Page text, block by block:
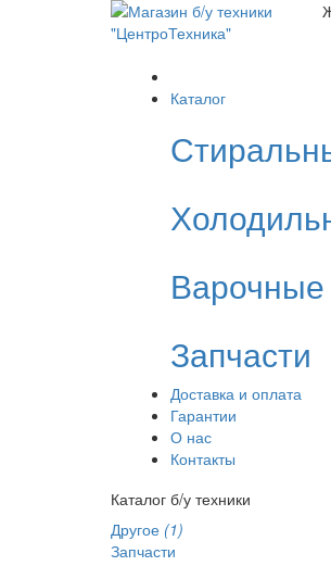
Каталог
Запчасти
Доставка и оплата
Гарантии
О нас
Контакты
Каталог б/у техники
Другое (1)
Запчасти